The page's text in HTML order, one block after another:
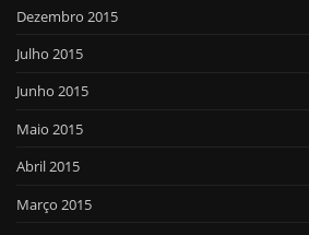
Dezembro 2015
Julho 2015
Junho 2015
Maio 2015
Abril 2015
Março 2015